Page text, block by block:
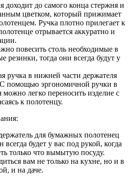
доходит до самого конца стержня и
цветком, который прижимает
Ручка плотно прилегает к
отрывается аккуратно и
повесить столь необходимые в
резинки, тогда они всегда будут у
ручка в нижней части держателя
помощью эргономичной ручки в
легко переносить изделие с
к полотенцу.
для бумажных полотенец
будет у вас под рукой, когда
только что вымытую посуду.
вам не только на кухне, но и в
и на даче.